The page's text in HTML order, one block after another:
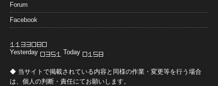
Forum
Facebook
Yesterday Today
◆ 当サイトで掲載されている内容と同様の作業・変更等を行う場合
は、個人の判断・責任にてお願いします。